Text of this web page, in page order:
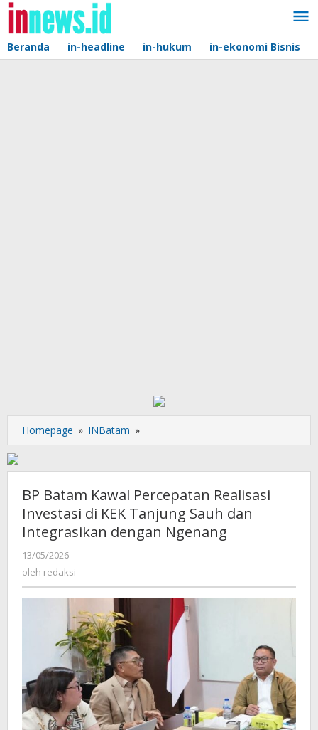
Lewati
konten
Beranda in-headline in-hukum in-ekonomi Bisnis
Homepage » INBatam »
Batam
Percepatan
Realisasi
Investasi
di
KEK
Ngenang
BP Batam Kawal Percepatan Realisasi
Investasi di KEK Tanjung Sauh dan
Integrasikan dengan Ngenang
13/05/2026
redaksi
oleh redaksi